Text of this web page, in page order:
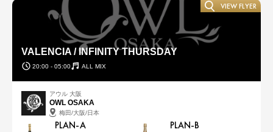
VALENCIA / INFINITY THURSDAY
20:00 - 05:00 ALL MIX
VIEW FLYER
アウル 大阪
OWL OSAKA
梅田/大阪/日本
PLAN-A PLAN-B